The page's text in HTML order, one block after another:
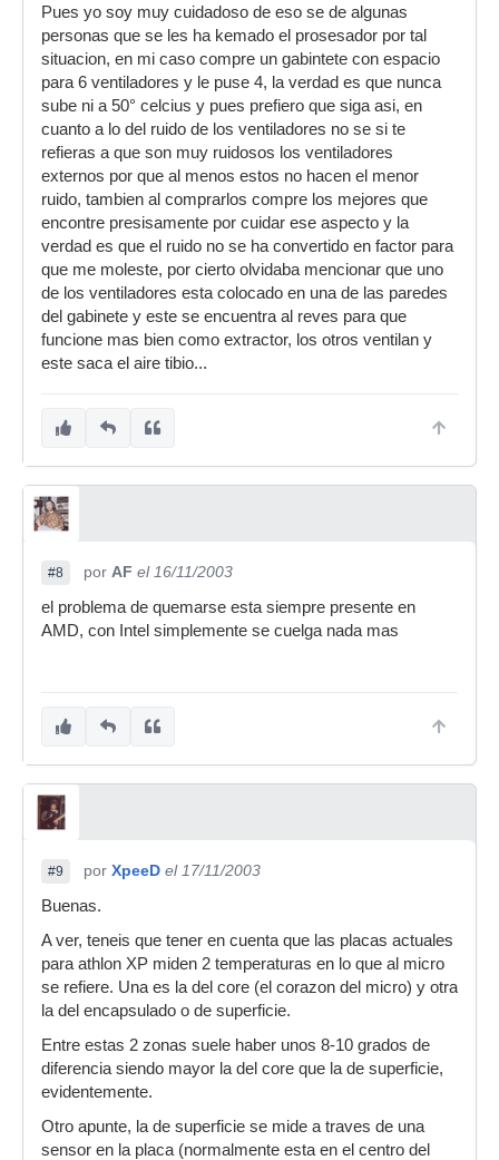
Pues yo soy muy cuidadoso de eso se de algunas
personas que se les ha kemado el prosesador por tal
situacion, en mi caso compre un gabintete con espacio
para 6 ventiladores y le puse 4, la verdad es que nunca
sube ni a 50° celcius y pues prefiero que siga asi, en
cuanto a lo del ruido de los ventiladores no se si te
refieras a que son muy ruidosos los ventiladores
externos por que al menos estos no hacen el menor
ruido, tambien al comprarlos compre los mejores que
encontre presisamente por cuidar ese aspecto y la
verdad es que el ruido no se ha convertido en factor para
que me moleste, por cierto olvidaba mencionar que uno
de los ventiladores esta colocado en una de las paredes
del gabinete y este se encuentra al reves para que
funcione mas bien como extractor, los otros ventilan y
este saca el aire tibio...
#8 por AF el 16/11/2003
el problema de quemarse esta siempre presente en
AMD, con Intel simplemente se cuelga nada mas
#9 por XpeeD el 17/11/2003
Buenas.
A ver, teneis que tener en cuenta que las placas actuales
para athlon XP miden 2 temperaturas en lo que al micro
se refiere. Una es la del core (el corazon del micro) y otra
la del encapsulado o de superficie.
Entre estas 2 zonas suele haber unos 8-10 grados de
diferencia siendo mayor la del core que la de superficie,
evidentemente.
Otro apunte, la de superficie se mide a traves de una
sensor en la placa (normalmente esta en el centro del